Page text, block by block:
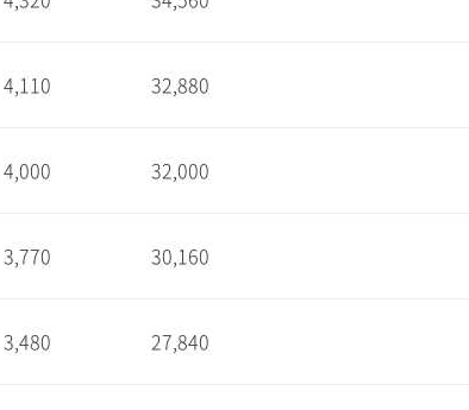
4,110 32,880
4,000 32,000
3,770 30,160
3,480 27,840